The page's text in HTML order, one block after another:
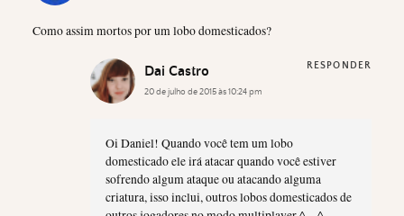
Como assim mortos por um lobo domesticados?
Dai Castro
20 de julho de 2015 às 10:24 pm
Oi Daniel! Quando você tem um lobo
domesticado ele irá atacar quando você estiver
sofrendo algum ataque ou atacando alguma
criatura, isso inclui, outros lobos domesticados de
RESPONDER